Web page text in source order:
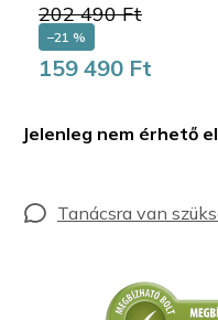
202 490 Ft
–21 %
159 490 Ft
Jelenleg nem érhető el